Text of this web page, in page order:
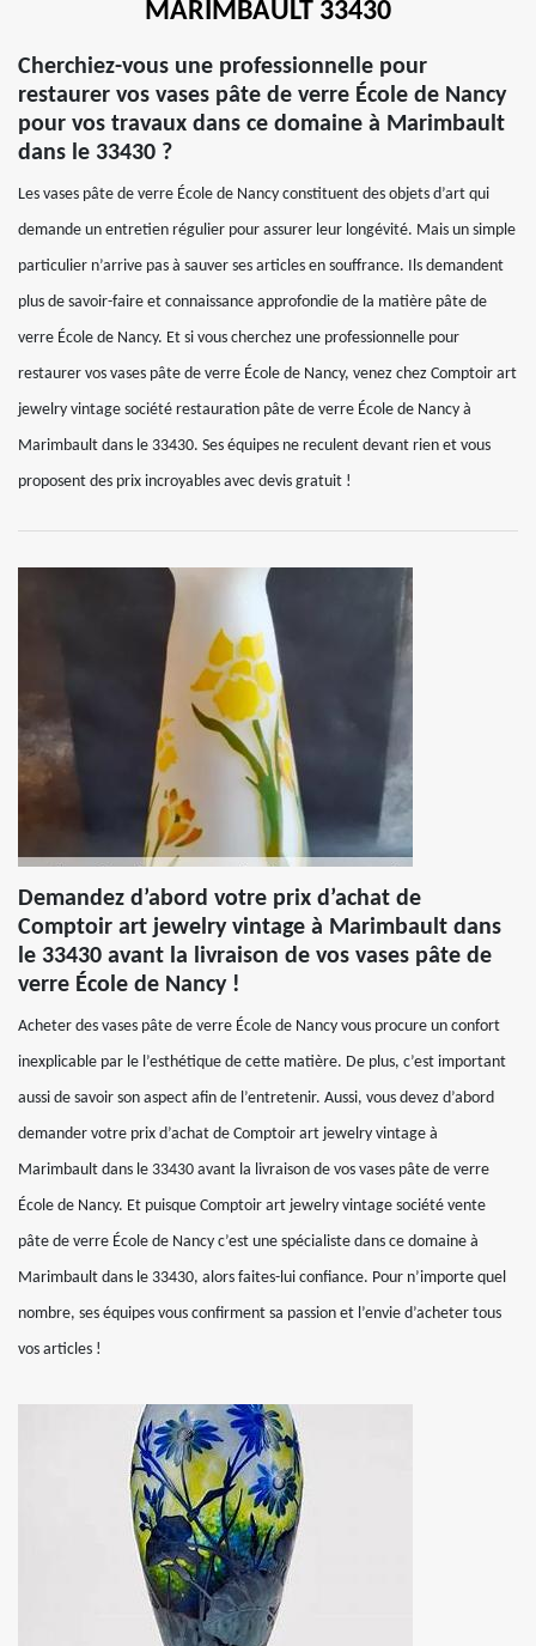
MARIMBAULT 33430
Cherchiez-vous une professionnelle pour
restaurer vos vases pâte de verre École de Nancy
pour vos travaux dans ce domaine à Marimbault
dans le 33430 ?
Les vases pâte de verre École de Nancy constituent des objets d’art qui
demande un entretien régulier pour assurer leur longévité. Mais un simple
particulier n’arrive pas à sauver ses articles en souffrance. Ils demandent
plus de savoir-faire et connaissance approfondie de la matière pâte de
verre École de Nancy. Et si vous cherchez une professionnelle pour
restaurer vos vases pâte de verre École de Nancy, venez chez Comptoir art
jewelry vintage société restauration pâte de verre École de Nancy à
Marimbault dans le 33430. Ses équipes ne reculent devant rien et vous
proposent des prix incroyables avec devis gratuit !
Demandez d’abord votre prix d’achat de
Comptoir art jewelry vintage à Marimbault dans
le 33430 avant la livraison de vos vases pâte de
verre École de Nancy !
Acheter des vases pâte de verre École de Nancy vous procure un confort
inexplicable par le l’esthétique de cette matière. De plus, c’est important
aussi de savoir son aspect afin de l’entretenir. Aussi, vous devez d’abord
demander votre prix d’achat de Comptoir art jewelry vintage à
Marimbault dans le 33430 avant la livraison de vos vases pâte de verre
École de Nancy. Et puisque Comptoir art jewelry vintage société vente
pâte de verre École de Nancy c’est une spécialiste dans ce domaine à
Marimbault dans le 33430, alors faites-lui confiance. Pour n’importe quel
nombre, ses équipes vous confirment sa passion et l’envie d’acheter tous
vos articles !